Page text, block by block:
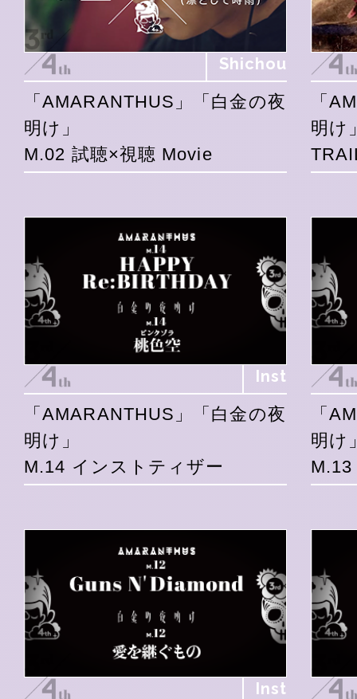
Shichou
「AMARANTHUS」「白金の夜
明け」
M.02 試聴×視聴 Movie
「
明け
Inst
「AMARANTHUS」「白金の夜
明け」
M.14 インストティザー
「
明け
Inst